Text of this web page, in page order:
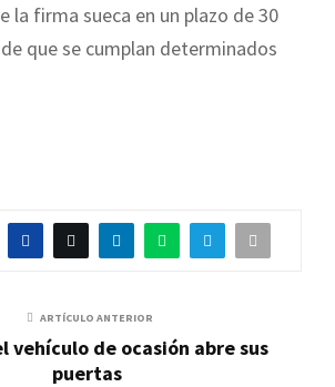
la firma sueca en un plazo de 30
que se cumplan determinados
ARTÍCULO ANTERIOR
vehículo de ocasión abre sus
puertas